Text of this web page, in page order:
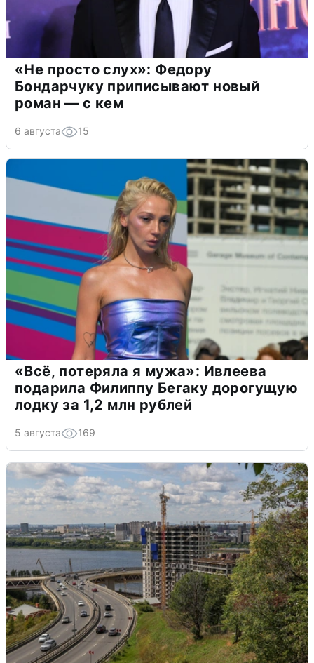
«Не просто слух»: Федору
Бондарчуку приписывают новый
роман — с кем
6 августа 15
«Всё, потеряла я мужа»: Ивлеева
подарила Филиппу Бегаку дорогущую
лодку за 1,2 млн рублей
5 августа 169